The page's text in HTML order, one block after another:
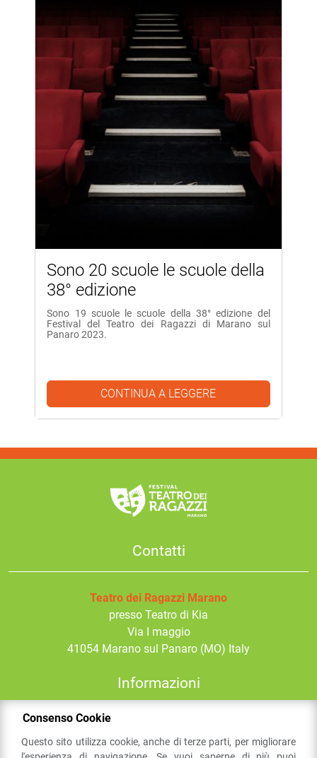
Sono 20 scuole le scuole della
38° edizione
Sono 19 scuole le scuole della 38° edizione del
Festival del Teatro dei Ragazzi di Marano sul
Panaro 2023.
CONTINUA A LEGGERE
Contatti
Teatro dei Ragazzi Marano
presso Teatro di Kia
Via I maggio
41054 Marano sul Panaro (MO) Italy
Informazioni
Consenso Cookie
Questo sito utilizza cookie, anche di terze parti, per migliorare